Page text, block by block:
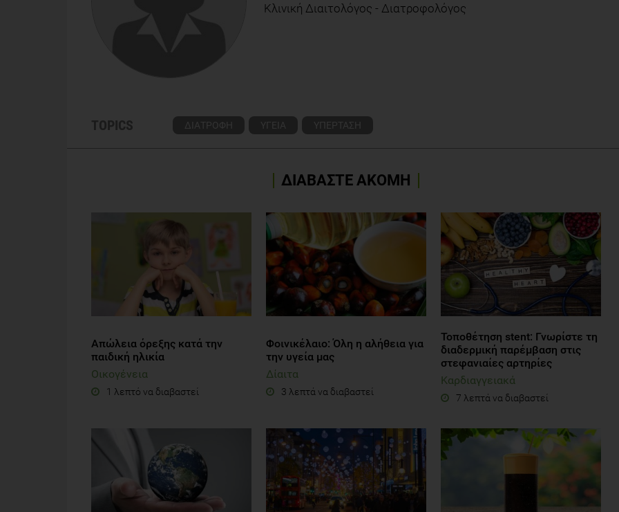
Κλινική Διαιτολόγος - Διατροφολόγος
TOPICS ΔΙΑΤΡΟΦΗ ΥΓΕΙΑ ΥΠΕΡΤΑΣΗ
ΔΙΑΒΑΣΤΕ ΑΚΟΜΗ
Απώλεια όρεξης κατά την
παιδική ηλικία
Οικογένεια
1 λεπτό να διαβαστεί
Φοινικέλαιο: Όλη η αλήθεια για
την υγεία μας
Δίαιτα
3 λεπτά να διαβαστεί
Τοποθέτηση stent: Γνωρίστε τη
διαδερμική παρέμβαση στις
στεφανιαίες αρτηρίες
Καρδιαγγειακά
7 λεπτά να διαβαστεί